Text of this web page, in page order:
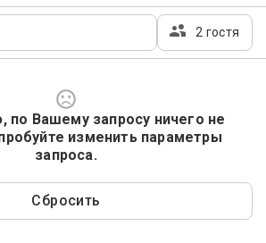
2 гостя
по Вашему запросу ничего не
изменить параметры
запроса.
Сбросить